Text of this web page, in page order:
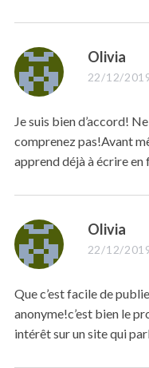
s
a
s
:
Olivia
22/12/
Je suis bien d’accord!
comprenez pas!Avant
apprend déjà à écrire
s
a
s
:
Olivia
22/12/
Que c’est facile de
anonyme!c’est bien le
intérêt sur un site qui